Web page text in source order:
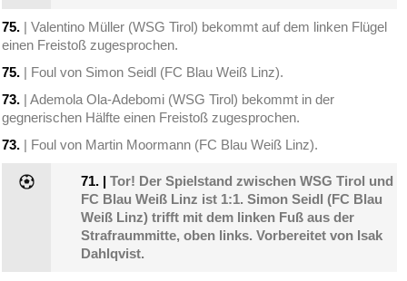
75. | Valentino Müller (WSG Tirol) bekommt auf dem linken Flügel
einen Freistoß zugesprochen.
75. | Foul von Simon Seidl (FC Blau Weiß Linz).
73. | Ademola Ola-Adebomi (WSG Tirol) bekommt in der
gegnerischen Hälfte einen Freistoß zugesprochen.
73. | Foul von Martin Moormann (FC Blau Weiß Linz).
71. |Tor! Der Spielstand zwischen WSG Tirol und
FC Blau Weiß Linz ist 1:1. Simon Seidl (FC Blau
Weiß Linz) trifft mit dem linken Fuß aus der
Strafraummitte, oben links. Vorbereitet von Isak
Dahlqvist.